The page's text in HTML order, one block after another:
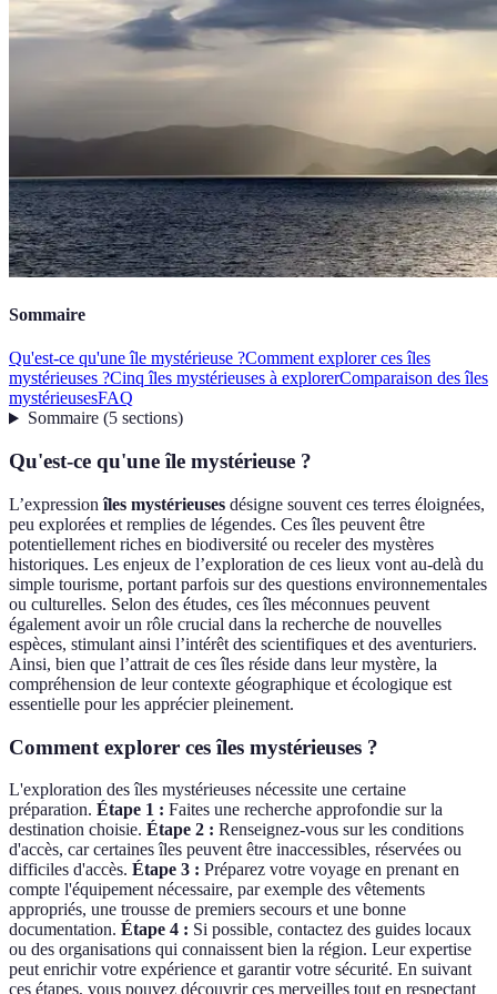
Sommaire
Qu'est-ce qu'une île mystérieuse ?Comment explorer ces îles
mystérieuses ?Cinq îles mystérieuses à explorerComparaison des îles
mystérieusesFAQ
Sommaire(5 sections)
Qu'est-ce qu'une île mystérieuse ?
L’expressionîles mystérieuses désigne souvent ces terres éloignées,
peu explorées et remplies de légendes. Ces îles peuvent être
potentiellement riches en biodiversité ou receler des mystères
historiques. Les enjeux de l’exploration de ces lieux vont au-delà du
simple tourisme, portant parfois sur des questions environnementales
ou culturelles. Selon des études, ces îles méconnues peuvent
également avoir un rôle crucial dans la recherche de nouvelles
espèces, stimulant ainsi l’intérêt des scientifiques et des aventuriers.
Ainsi, bien que l’attrait de ces îles réside dans leur mystère, la
compréhension de leur contexte géographique et écologique est
essentielle pour les apprécier pleinement.
Comment explorer ces îles mystérieuses ?
L'exploration des îles mystérieuses nécessite une certaine
préparation. Étape 1 : Faites une recherche approfondie sur la
destination choisie. Étape 2 : Renseignez-vous sur les conditions
d'accès, car certaines îles peuvent être inaccessibles, réservées ou
difficiles d'accès. Étape 3 : Préparez votre voyage en prenant en
compte l'équipement nécessaire, par exemple des vêtements
appropriés, une trousse de premiers secours et une bonne
documentation. Étape 4 : Si possible, contactez des guides locaux
ou des organisations qui connaissent bien la région. Leur expertise
peut enrichir votre expérience et garantir votre sécurité. En suivant
ces étapes, vous pouvez découvrir ces merveilles tout en respectant